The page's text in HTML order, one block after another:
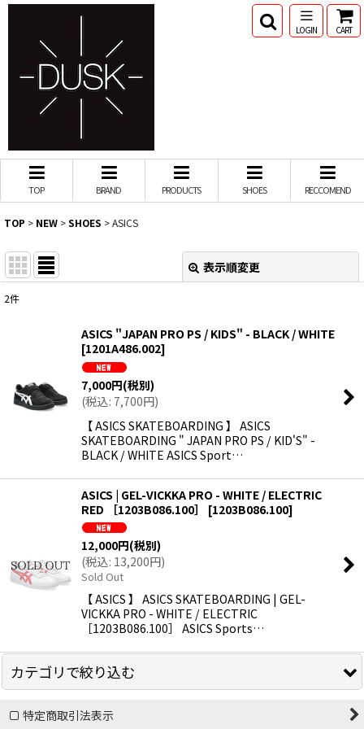
LOGIN CART
TOP BRAND PRODUCTS SHOES RECCOMEND
TOP > NEW >SHOES >ASICS
表示順変更
2件
ASICS "JAPAN PRO PS / KIDS" - BLACK / WHITE
[1201A486.002]
7,000円(税別)
(税込: 7,700円)
【 ASICS SKATEBOARDING 】 ASICS
SKATEBOARDING " JAPAN PRO PS / KID'S" -
BLACK / WHITE ASICS Sport…
ASICS | GEL-VICKKA PRO - WHITE / ELECTRIC
RED ［1203B086.100］
[1203B086.100]
12,000円(税別)
(税込: 13,200円)
Sold Out
【 ASICS 】 ASICS SKATEBOARDING | GEL-
VICKKA PRO - WHITE / ELECTRIC
［1203B086.100］ ASICS Sports…
カテゴリで絞り込む
ADIDAS
特定商取引法表示